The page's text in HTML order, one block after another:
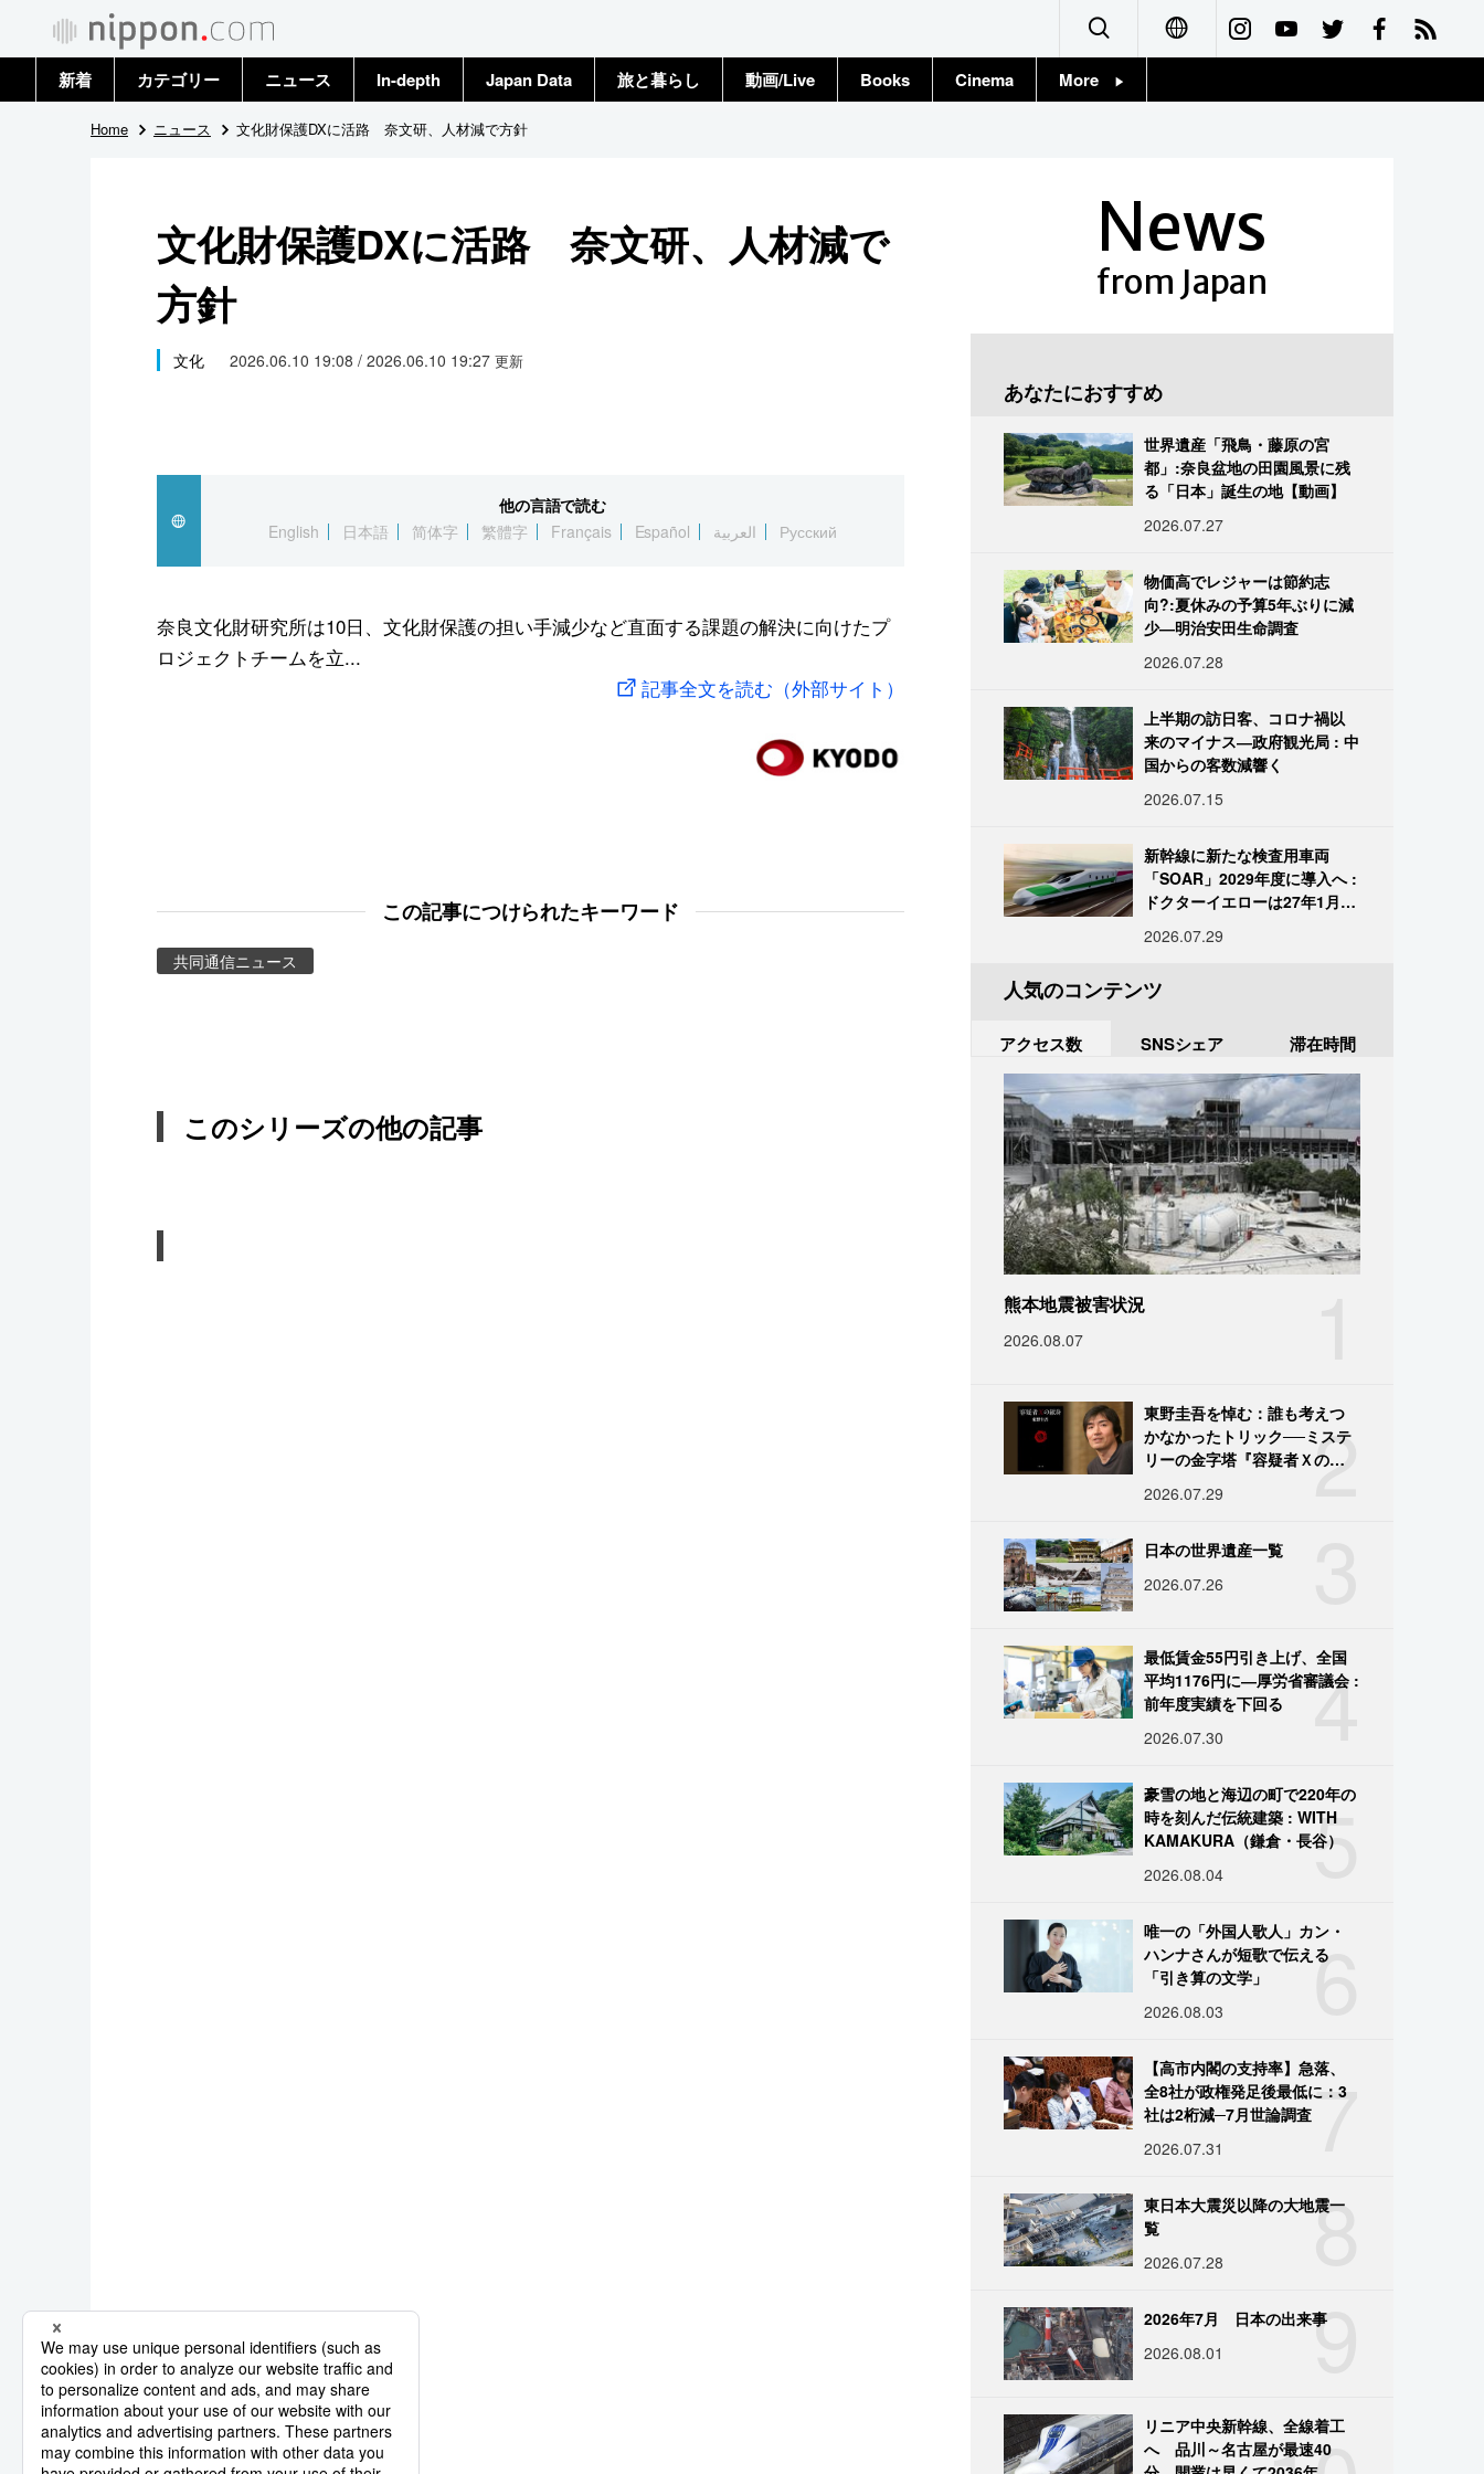
Français
新着 カテゴリー
政治・外交
国際
社会
文化
スポーツ・東京2020
ニュース
トップ
In-depth Japan Data 旅と暮らし 動画/Live Books Cinema More
Home ニュース 文化財保護DXに活路 奈文研、人材減で方針
文化財保護DXに活路 奈文研、人材減で
方針
文化 2026.06.10 19:08 / 2026.06.10 19:27 更新
他の言語で読む
English
日本語 简体字 繁體字 Français Español العربية Русский
奈良文化財研究所は10日、文化財保護の担い手減少など直面する課題の解決に向けたプ
ロジェクトチームを立...
記事全文を読む（外部サイト）
この記事につけられたキーワード
共同通信ニュース
このシリーズの他の記事
News
from Japan
あなたにおすすめ
世界遺産「飛鳥・藤原の宮
都」:奈良盆地の田園風景に残
る「日本」誕生の地【動画】
2026.07.27
物価高でレジャーは節約志
向?:夏休みの予算5年ぶりに減
少―明治安田生命調査
2026.07.28
上半期の訪日客、コロナ禍以
来のマイナス―政府観光局 : 中
国からの客数減響く
2026.07.15
新幹線に新たな検査用車両
「SOAR」2029年度に導入へ :
ドクターイエローは27年1月に
2026.07.29
人気のコンテンツ
アクセス数 SNSシェア 滞在時間
熊本地震被害状況
2026.08.07
2
東野圭吾を悼む：誰も考えつ
かなかったトリック──ミステ
リーの金字塔『容疑者Ｘの献
2026.07.29
日本の世界遺産一覧
2026.07.26
4
最低賃金55円引き上げ、全国
平均1176円に―厚労省審議会 :
前年度実績を下回る
2026.07.30
5
豪雪の地と海辺の町で220年の
時を刻んだ伝統建築 : WITH
KAMAKURA（鎌倉・長谷）
2026.08.04
6
唯一の「外国人歌人」カン・
ハンナさんが短歌で伝える
「引き算の文学」
2026.08.03
7
【高市内閣の支持率】急落、
全8社が政権発足後最低に：3
社は2桁減─7月世論調査
2026.07.31
8
東日本大震災以降の大地震一
覧
2026.07.28
9
2026年7月 日本の出来事
2026.08.01
リニア中央新幹線、全線着工
へ 品川～名古屋が最速40